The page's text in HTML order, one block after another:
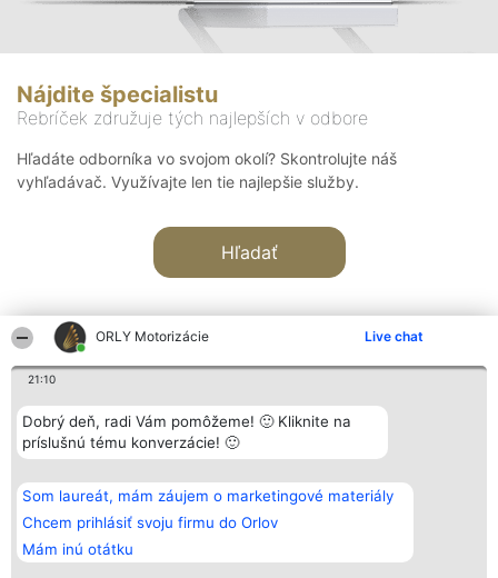
ORLY Motorizácie Live chat
21:10
Dobrý deň, radi Vám pomôžeme! 🙂 Kliknite na
príslušnú tému konverzácie! 🙂
Som laureát, mám záujem o marketingové materiály
Chcem prihlásiť svoju firmu do Orlov
Mám inú otátku
Nájdite špecialistu
Rebríček združuje tých najlepších v odbore
Hľadáte odborníka vo svojom okolí? Skontrolujte náš
vyhľadávač. Využívajte len tie najlepšie služby.
Hľadať
Organizátor hodnotenia
Bright Side Solutions sp. z o.
o. sp. k.
Wrocław 50-079
KRS 0000749100 | Regon
381313360 | NIP 8943132676
+48 508 492 400
Hodnotenie
Laureáti
Lista
Laureatów
Podmienky
Obchodné
podmienky
ochrany
Kontakt
Kontakt